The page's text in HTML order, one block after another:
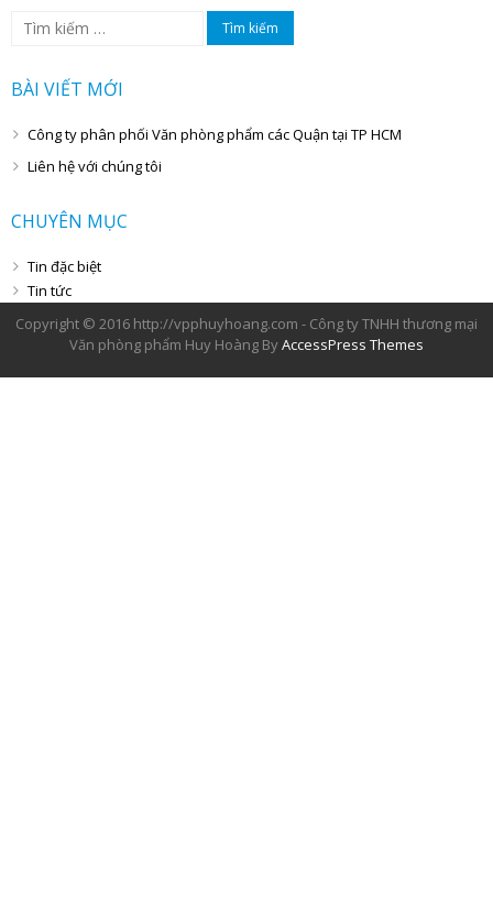
Tìm
kiếm
BÀI VIẾT MỚI
Công ty phân phối Văn phòng phẩm các Quận tại TP HCM
Liên hệ với chúng tôi
CHUYÊN MỤC
Tin đặc biệt
Tin tức
Copyright © 2016 http://vpphuyhoang.com - Công ty TNHH thương mại
Văn phòng phẩm Huy Hoàng ByAccessPress Themes